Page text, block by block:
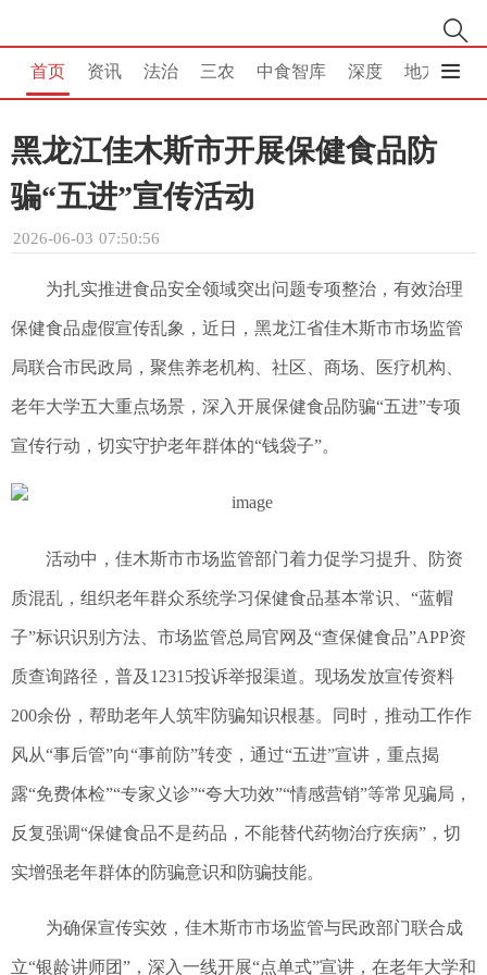
首页 资讯 法治 三农 中食智库 深度 地方
黑龙江佳木斯市开展保健食品防
骗“五进”宣传活动
2026-06-03 07:50:56
为扎实推进食品安全领域突出问题专项整治，有效治理
保健食品虚假宣传乱象，近日，黑龙江省佳木斯市市场监管
局联合市民政局，聚焦养老机构、社区、商场、医疗机构、
老年大学五大重点场景，深入开展保健食品防骗“五进”专项
宣传行动，切实守护老年群体的“钱袋子”。
活动中，佳木斯市市场监管部门着力促学习提升、防资
质混乱，组织老年群众系统学习保健食品基本常识、“蓝帽
子”标识识别方法、市场监管总局官网及“查保健食品”APP资
质查询路径，普及12315投诉举报渠道。现场发放宣传资料
200余份，帮助老年人筑牢防骗知识根基。同时，推动工作作
风从“事后管”向“事前防”转变，通过“五进”宣讲，重点揭
露“免费体检”“专家义诊”“夸大功效”“情感营销”等常见骗局，
反复强调“保健食品不是药品，不能替代药物治疗疾病”，切
实增强老年群体的防骗意识和防骗技能。
为确保宣传实效，佳木斯市市场监管与民政部门联合成
立“银龄讲师团”，深入一线开展“点单式”宣讲，在老年大学和